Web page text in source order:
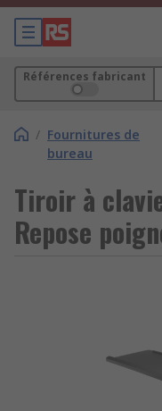
Références fabricant
/ Fournitures de
bureau
Tiroir à
Repose